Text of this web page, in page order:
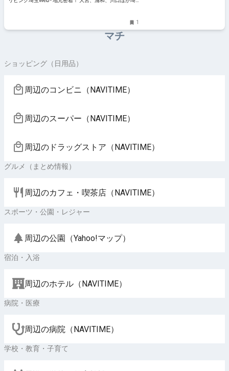
1
マチ
ショッピング（日用品）
周辺のコンビニ（NAVITIME）
周辺のスーパー（NAVITIME）
周辺のドラッグストア（NAVITIME）
グルメ（まとめ情報）
周辺のカフェ・喫茶店（NAVITIME）
スポーツ・公園・レジャー
周辺の公園（Yahoo!マップ）
宿泊・入浴
周辺のホテル（NAVITIME）
病院・医療
周辺の病院（NAVITIME）
学校・教育・子育て